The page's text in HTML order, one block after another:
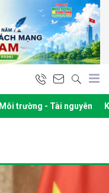
Môi trường - Tài nguyên